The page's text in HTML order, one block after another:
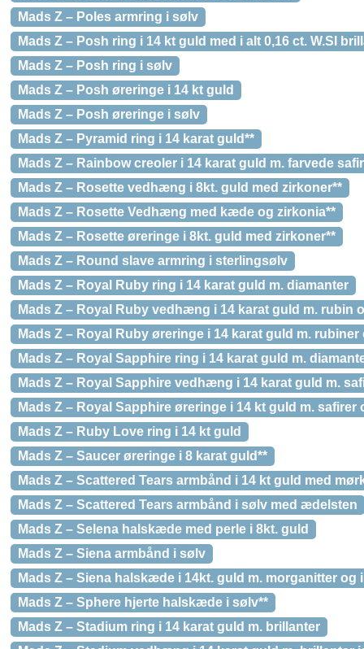
Mads Z – Poles armring i sølv
Mads Z – Posh ring i 14 kt guld med i alt 0,16 ct. W.SI
Mads Z – Posh ring i sølv
Mads Z – Posh øreringe i 14 kt guld
Mads Z – Posh øreringe i sølv
Mads Z – Pyramid ring i 14 karat guld**
Mads Z – Rainbow creoler i 14 karat guld m. farvede
Mads Z – Rosette vedhæng i 8kt. guld med zirkoner**
Mads Z – Rosette Vedhæng med kæde og zirkonia**
Mads Z – Rosette øreringe i 8kt. guld med zirkoner**
Mads Z – Round slave armring i sterlingsølv
Mads Z – Royal Ruby ring i 14 karat guld m. diamanter
Mads Z – Royal Ruby vedhæng i 14 karat guld m. rubin
Mads Z – Royal Ruby øreringe i 14 karat guld m.
Mads Z – Royal Sapphire ring i 14 karat guld m.
Mads Z – Royal Sapphire vedhæng i 14 karat guld m.
Mads Z – Royal Sapphire øreringe i 14 kt guld m. safirer
Mads Z – Ruby Love ring i 14 kt guld
Mads Z – Saucer øreringe i 8 karat guld**
Mads Z – Scattered Tears armbånd i 14 kt guld med
Mads Z – Scattered Tears armbånd i sølv med ædelsten
Mads Z – Selena halskæde med perle i 8kt. guld
Mads Z – Siena armbånd i sølv
Mads Z – Siena halskæde i 14kt. guld m. morganitter og
Mads Z – Sphere hjerte halskæde i sølv**
Mads Z – Stadium ring i 14 karat guld m. brillanter